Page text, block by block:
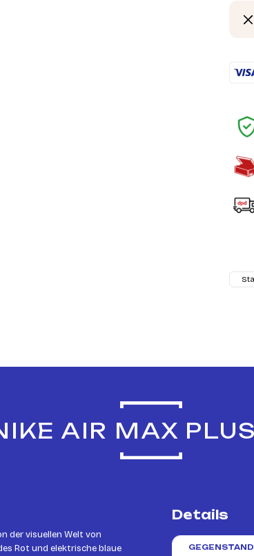
AIR MAX
der visuellen Welt von
Rot und elektrische blaue
Details
GEGENSTAND